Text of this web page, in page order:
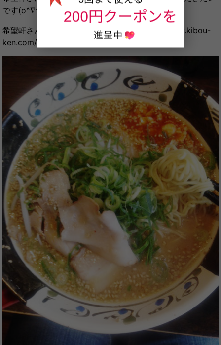
です(o^∇^o)ﾉ
希望軒さんのホームページはこちら♪ ⇒http://www.kibou-
ken.com/